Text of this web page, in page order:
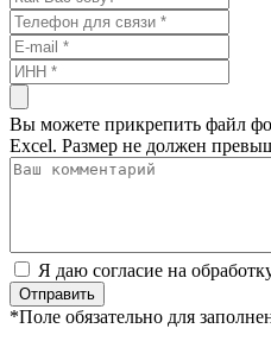
Вы можете прикрепить файл
Excel. Размер не должен
Я даю согласие на
*Поле обязательно для